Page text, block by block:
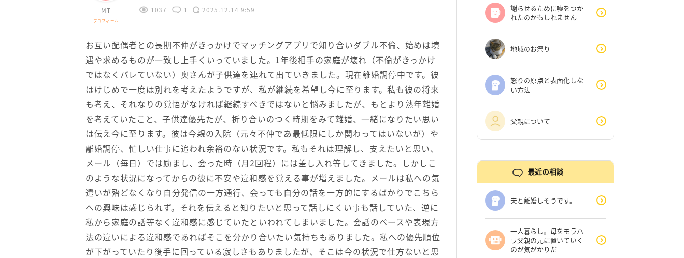
MT
プロフィール
1037 1 2025.12.14 9:59
お互い配偶者との長期不仲がきっかけでマッチングアプリで知り合いダブル不倫、始めは境
遇や求めるものが一致し上手くいっていました。1年後相手の家庭が壊れ（不倫がきっかけ
ではなくバレていない）奥さんが子供達を連れて出ていきました。現在離婚調停中です。彼
はけじめで一度は別れを考えたようですが、私が継続を希望し今に至ります。私も彼の将来
も考え、それなりの覚悟がなければ継続すべきではないと悩みましたが、もとより熟年離婚
を考えていたこと、子供達優先たが、折り合いのつく時期をみて離婚、一緒になりたい思い
は伝え今に至ります。彼は今親の入院（元々不仲であ最低限にしか関わってはいないが）や
離婚調停、忙しい仕事に追われ余裕のない状況です。私もそれは理解し、支えたいと思い、
メール（毎日）では励まし、会った時（月2回程）には差し入れ等してきました。しかしこ
のような状況になってからの彼に不安や違和感を覚える事が増えました。メールは私への気
遣いが殆どなくなり自分発信の一方通行、会っても自分の話を一方的にするばかりでこちら
への興味は感じられず。それを伝えると知りたいと思って話しにくい事も話していた、逆に
私から家庭の話等なく違和感に感じていたといわれてしまいました。会話のペースや表現方
法の違いによる違和感であればそこを分かり合いたい気持ちもありました。私への優先順位
が下がっていたり後手に回っている寂しさもありましたが、そこは今の状況で仕方ないと思
謝らせるために嘘をつか
れたのかもしれません
地域のお祭り
怒りの原点と表面化しな
い方法
父親について
最近の相談
夫と離婚しそうです。
一人暮らし。母をモラハ
ラ父親の元に置いていく
のが気がかりだ